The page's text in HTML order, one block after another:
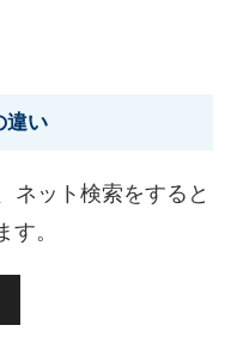
違い
ネット検索をすると
。